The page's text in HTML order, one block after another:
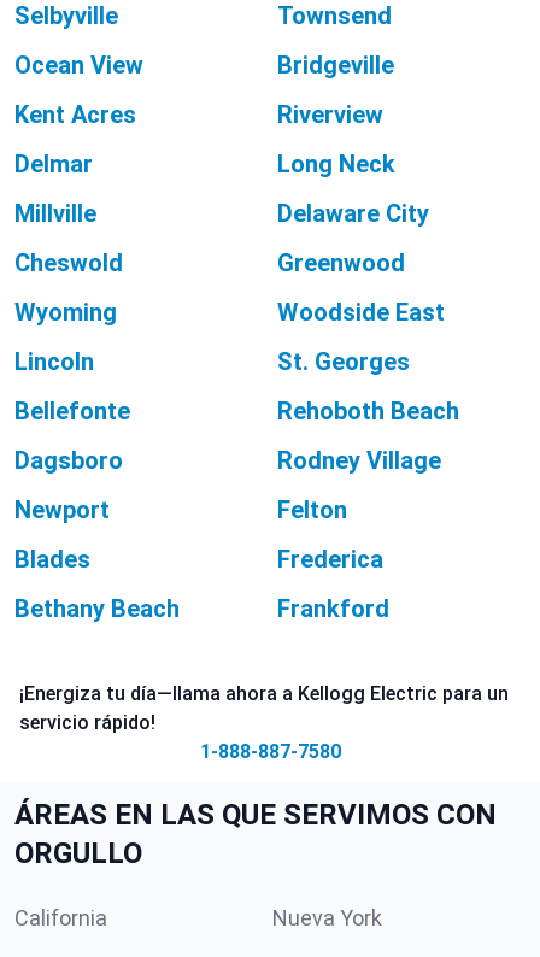
Selbyville
Townsend
Ocean View
Bridgeville
Kent Acres
Riverview
Delmar
Long Neck
Millville
Delaware City
Cheswold
Greenwood
Wyoming
Woodside East
Lincoln
St. Georges
Bellefonte
Rehoboth Beach
Dagsboro
Rodney Village
Newport
Felton
Blades
Frederica
Bethany Beach
Frankford
¡Energiza tu día—llama ahora a Kellogg Electric para un
servicio rápido!
1-888-887-7580
ÁREAS EN LAS QUE SERVIMOS CON
ORGULLO
California Nueva York